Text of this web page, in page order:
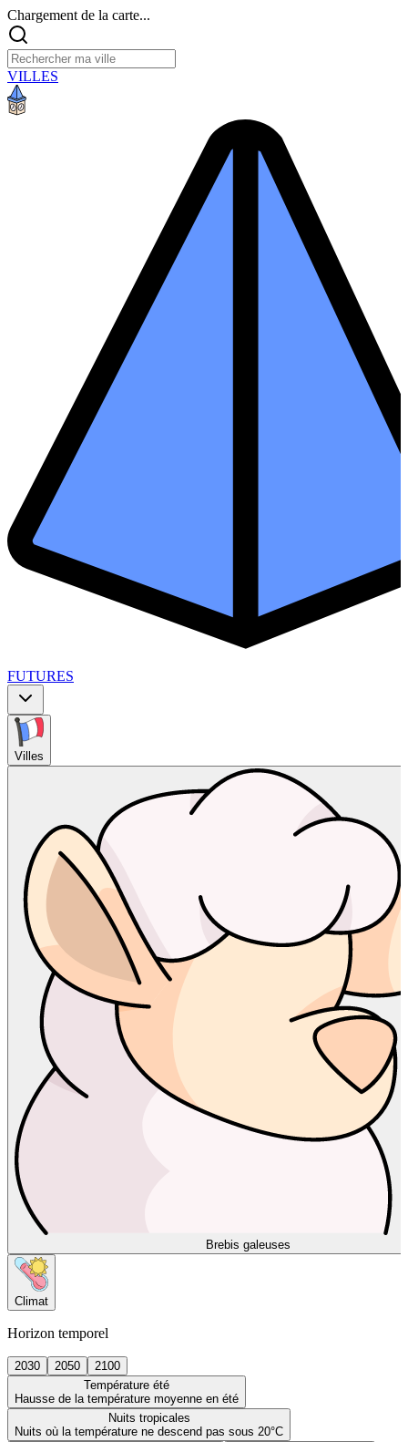
Chargement de la carte...
VILLES
FUTURES
Villes
Brebis galeuses
Climat
Horizon temporel
2030 2050
2100
Température été
Hausse de la température moyenne en été
Nuits tropicales
Nuits où la température ne descend pas sous 20°C